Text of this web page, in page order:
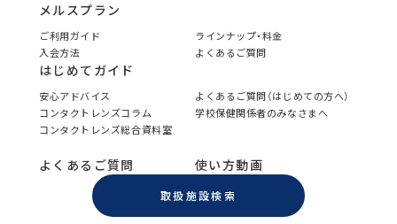
メルスプラン
ご利用ガイド
ラインナップ・料金
入会方法
よくあるご質問
はじめてガイド
安心アドバイス
よくあるご質問（はじめての方へ）
コンタクトレンズコラム
学校保健関係者のみなさまへ
コンタクトレンズ総合資料室
よくあるご質問 使い方動画
取扱施設検索